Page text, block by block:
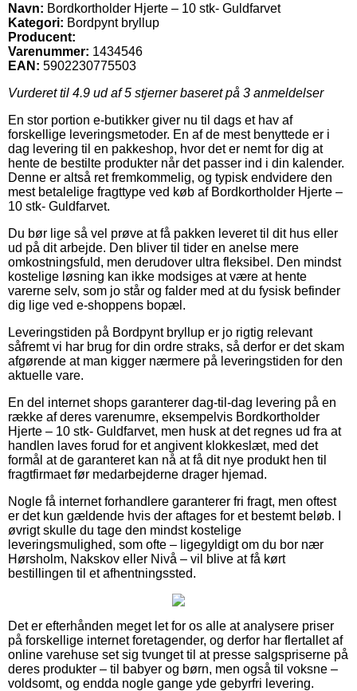
Navn: Bordkortholder Hjerte – 10 stk- Guldfarvet
Kategori: Bordpynt bryllup
Producent:
Varenummer: 1434546
EAN: 5902230775503
Vurderet til 4.9 ud af 5 stjerner baseret på 3 anmeldelser
En stor portion e-butikker giver nu til dags et hav af
forskellige leveringsmetoder. En af de mest benyttede er i
dag levering til en pakkeshop, hvor det er nemt for dig at
hente de bestilte produkter når det passer ind i din kalender.
Denne er altså ret fremkommelig, og typisk endvidere den
mest betalelige fragttype ved køb af Bordkortholder Hjerte –
10 stk- Guldfarvet.
Du bør lige så vel prøve at få pakken leveret til dit hus eller
ud på dit arbejde. Den bliver til tider en anelse mere
omkostningsfuld, men derudover ultra fleksibel. Den mindst
kostelige løsning kan ikke modsiges at være at hente
varerne selv, som jo står og falder med at du fysisk befinder
dig lige ved e-shoppens bopæl.
Leveringstiden på Bordpynt bryllup er jo rigtig relevant
såfremt vi har brug for din ordre straks, så derfor er det skam
afgørende at man kigger nærmere på leveringstiden for den
aktuelle vare.
En del internet shops garanterer dag-til-dag levering på en
række af deres varenumre, eksempelvis Bordkortholder
Hjerte – 10 stk- Guldfarvet, men husk at det regnes ud fra at
handlen laves forud for et angivent klokkeslæt, med det
formål at de garanteret kan nå at få dit nye produkt hen til
fragtfirmaet før medarbejderne drager hjemad.
Nogle få internet forhandlere garanterer fri fragt, men oftest
er det kun gældende hvis der aftages for et bestemt beløb. I
øvrigt skulle du tage den mindst kostelige
leveringsmulighed, som ofte – ligegyldigt om du bor nær
Hørsholm, Nakskov eller Nivå – vil blive at få kørt
bestillingen til et afhentningssted.
Det er efterhånden meget let for os alle at analysere priser
på forskellige internet foretagender, og derfor har flertallet af
online varehuse set sig tvunget til at presse salgspriserne på
deres produkter – til babyer og børn, men også til voksne –
voldsomt, og endda nogle gange yde gebyrfri levering.